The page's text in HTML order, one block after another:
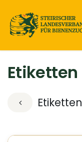
Etiketten
Etiketten